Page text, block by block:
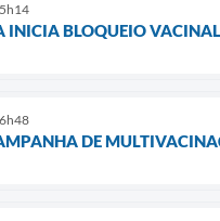
INICIA BLOQUEIO
DE